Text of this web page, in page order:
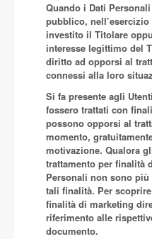
Quando i Dati
pubblico,
investito il Titolare
interesse legittimo del
diritto ad opporsi al
connessi alla loro
Si fa presente agli
fossero trattati con
possono opporsi al
momento,
motivazione. Qualora
trattamento per finalità
Personali non sono
tali finalità. Per
finalità di marketing
riferimento alle
documento.